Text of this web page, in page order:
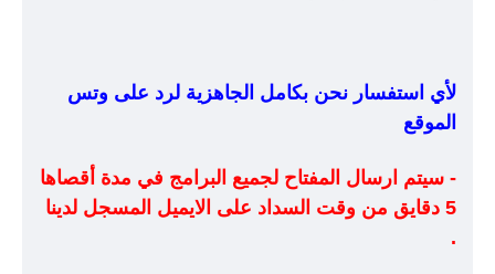
لأي استفسار نحن بكامل الجاهزية لرد على وتس
الموقع
- سيتم ارسال المفتاح لجميع البرامج في مدة أقصاها
5 دقايق من وقت السداد على الايميل المسجل لدينا
.